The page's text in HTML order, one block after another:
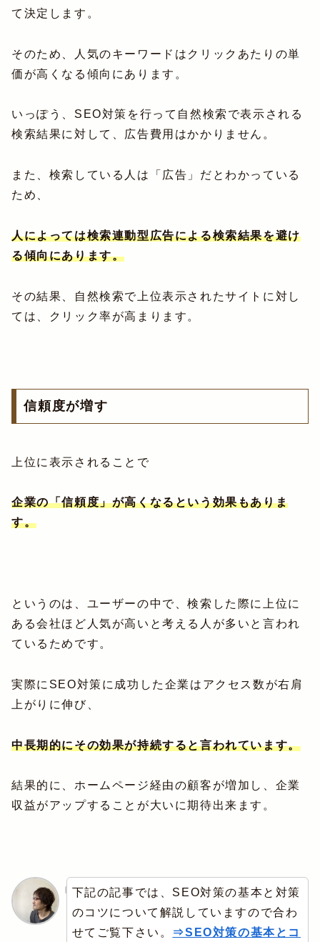
て決定します。
そのため、人気のキーワードはクリックあたりの単
価が高くなる傾向にあります。
いっぽう、SEO対策を行って自然検索で表示される
検索結果に対して、広告費用はかかりません。
また、検索している人は「広告」だとわかっている
ため、
人によっては検索連動型広告による検索結果を避け
る傾向にあります。
その結果、自然検索で上位表示されたサイトに対し
ては、クリック率が高まります。
信頼度が増す
上位に表示されることで
企業の「信頼度」が高くなるという効果もありま
す。
というのは、ユーザーの中で、検索した際に上位に
ある会社ほど人気が高いと考える人が多いと言われ
ているためです。
実際にSEO対策に成功した企業はアクセス数が右肩
上がりに伸び、
中長期的にその効果が持続すると言われています。
結果的に、ホームページ経由の顧客が増加し、企業
収益がアップすることが大いに期待出来ます。
下記の記事では、SEO対策の基本と対策
のコツについて解説していますので合わ
せてご覧下さい。 ⇒SEO対策の基本とコ